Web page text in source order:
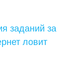
заданий за
ловит